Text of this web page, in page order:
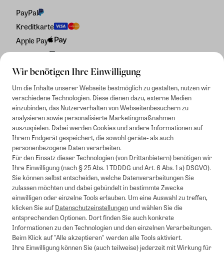
Wir benötigen Ihre Einwilligung
Um die Inhalte unserer Webseite bestmöglich zu gestalten, nutzen wir
verschiedene Technologien. Diese dienen dazu, externe Medien
einzubinden, das Nutzerverhalten von Webseitenbesuchern zu
analysieren sowie personalisierte Marketingmaßnahmen
auszuspielen. Dabei werden Cookies und andere Informationen auf
Ihrem Endgerät gespeichert, die sowohl geräte- als auch
personenbezogene Daten verarbeiten.
Für den Einsatz dieser Technologien (von Drittanbietern) benötigen wir
Ihre Einwilligung (nach § 25 Abs. 1 TDDDG und Art. 6 Abs. 1 a) DSGVO).
Sie können selbst entscheiden, welche Datenverarbeitungen Sie
zulassen möchten und dabei gebündelt in bestimmte Zwecke
einwilligen oder einzelne Tools erlauben. Um eine Auswahl zu treffen,
klicken Sie aufDatenschutzeinstellungenund wählen Sie die
entsprechenden Optionen. Dort finden Sie auch konkrete
Informationen zu den Technologien und den einzelnen Verarbeitungen.
Beim Klick auf "Alle akzeptieren" werden alle Tools aktiviert.
Ihre Einwilligung können Sie (auch teilweise) jederzeit mit Wirkung für
PayPal
Kreditkarte
Apple Pay
Rechnung